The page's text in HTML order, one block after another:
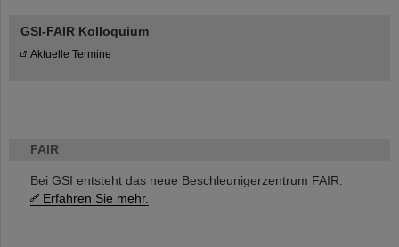
FAIR
Bei GSI entsteht das neue Beschleunigerzentrum FAIR.
Erfahren Sie mehr.
GSI-FAIR Kolloquium
Aktuelle Termine